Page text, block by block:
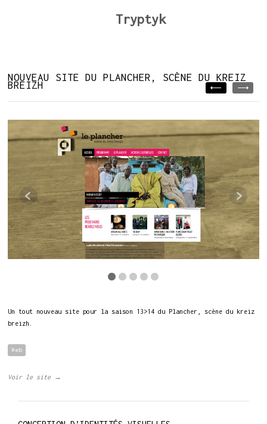
Tryptyk
NOUVEAU SITE DU PLANCHER, SCÈNE DU KREIZ
BREIZH
Un tout nouveau site pour la saison 13>14 du Plancher, scène du kreiz
breizh.
Web
Voir le site →